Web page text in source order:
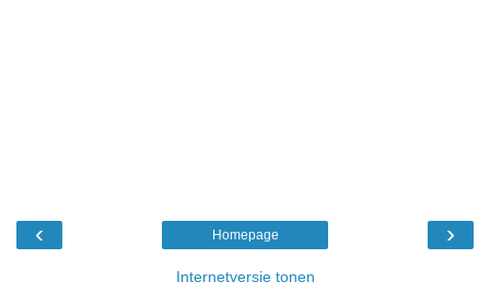
‹ ›
Homepage
Internetversie tonen